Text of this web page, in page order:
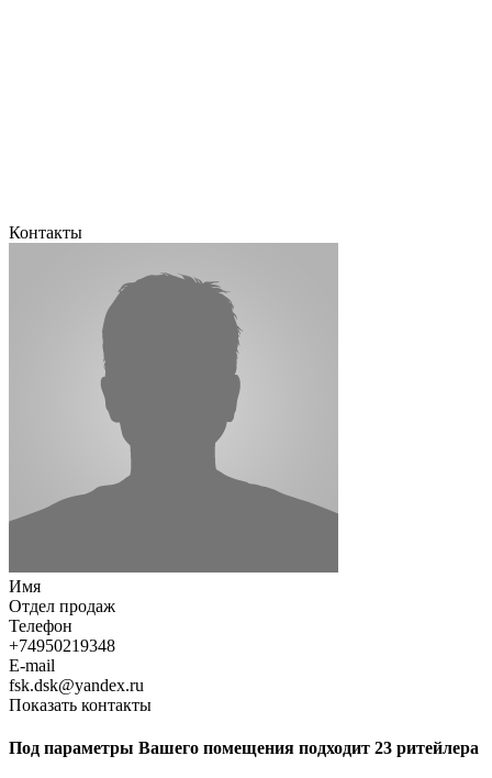
Контакты
Имя
Отдел продаж
Телефон
+74950219348
E-mail
fsk.dsk@yandex.ru
Показать контакты
Под параметры Вашего помещения подходит 23 ритейлера